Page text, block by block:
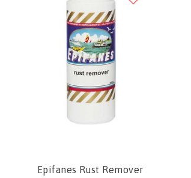
Epifanes Rust Remover